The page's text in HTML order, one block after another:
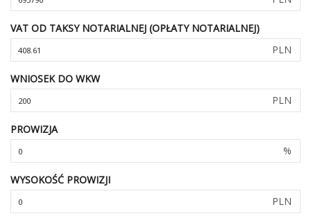
VAT OD TAKSY NOTARIALNEJ (OPŁATY NOTARIALNEJ)
PLN
WNIOSEK DO WKW
PLN
PROWIZJA
%
WYSOKOŚĆ PROWIZJI
PLN